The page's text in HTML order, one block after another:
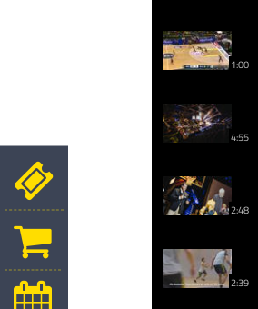
1:00
4:55
2:48
2:39